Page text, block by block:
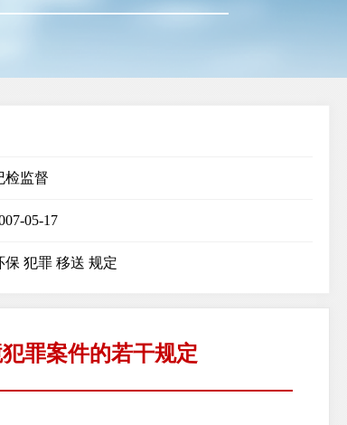
检监督
05-17
保 犯罪 移送 规定
罪案件的若干规定